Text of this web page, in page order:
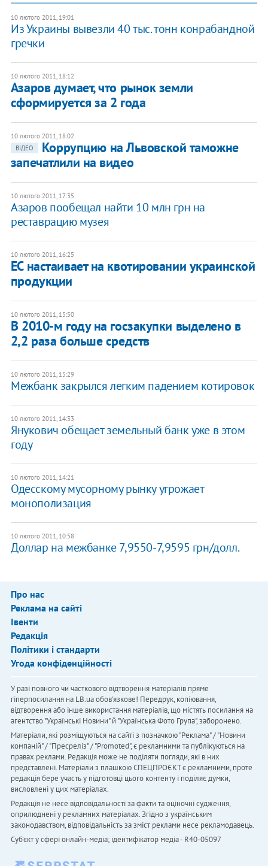
10 лютого 2011, 19:01
Из Украины вывезли 40 тыс. тонн конрабандной
гречки
10 лютого 2011, 18:12
Азаров думает, что рынок земли
сформируется за 2 года
10 лютого 2011, 18:02
ВІДЕО
Коррупцию на Львовской таможне
запечатлили на видео
10 лютого 2011, 17:35
Азаров пообещал найти 10 млн грн на
реставрацию музея
10 лютого 2011, 16:25
ЕС настаивает на квотировании украинской
продукции
10 лютого 2011, 15:50
В 2010-м году на госзакупки выделено в
2,2 раза больше средств
10 лютого 2011, 15:29
Межбанк закрылся легким падением котировок
10 лютого 2011, 14:33
Янукович обещает земельный банк уже в этом
году
10 лютого 2011, 14:21
Одесскому мусорному рынку угрожает
монополизация
10 лютого 2011, 10:58
Доллар на межбанке 7,9550-7,9595 грн/долл.
Про нас
Реклама на сайті
Івенти
Редакція
Політики і стандарти
Угода конфіденційності
У разі повного чи часткового відтворення матеріалів пряме
гіперпосилання на LB.ua обов'язкове! Передрук, копіювання,
відтворення або інше використання матеріалів, що містять посилання на
агентство "Українськi Новини" й "Українська Фото Група", заборонено.
Матеріали, які розміщуються на сайті з позначкою "Реклама" / "Новини
компаній" / "Пресреліз" / "Promoted", є рекламними та публікуються на
правах реклами. Редакція може не поділяти погляди, які в них
представлені. Матеріали з плашкою СПЕЦПРОЄКТ є рекламними, проте
редакція бере участь у підготовці цього контенту і поділяє думки,
висловлені у цих матеріалах.
Редакція не несе відповідальності за факти та оціночні судження,
оприлюднені у рекламних матеріалах. Згідно з українським
законодавством, відповідальність за зміст реклами несе рекламодавець.
Cуб'єкт у сфері онлайн-медіа; ідентифікатор медіа - R40-05097